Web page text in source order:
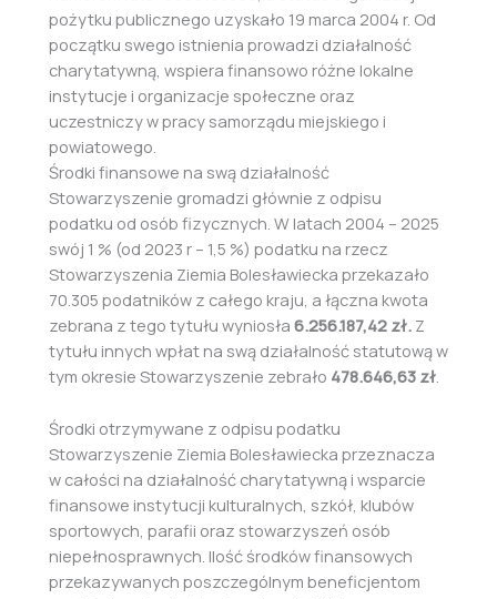
pożytku publicznego uzyskało 19 marca 2004 r. Od
początku swego istnienia prowadzi działalność
charytatywną, wspiera finansowo różne lokalne
instytucje i organizacje społeczne oraz
uczestniczy w pracy samorządu miejskiego i
powiatowego.
Środki finansowe na swą działalność
Stowarzyszenie gromadzi głównie z odpisu
podatku od osób fizycznych. W latach 2004 – 2025
swój 1 % (od 2023 r – 1,5 %) podatku na rzecz
Stowarzyszenia Ziemia Bolesławiecka przekazało
70.305 podatników z całego kraju, a łączna kwota
zebrana z tego tytułu wyniosła 6.256.187,42 zł. Z
tytułu innych wpłat na swą działalność statutową w
tym okresie Stowarzyszenie zebrało 478.646,63 zł.
Środki otrzymywane z odpisu podatku
Stowarzyszenie Ziemia Bolesławiecka przeznacza
w całości na działalność charytatywną i wsparcie
finansowe instytucji kulturalnych, szkół, klubów
sportowych, parafii oraz stowarzyszeń osób
niepełnosprawnych. Ilość środków finansowych
przekazywanych poszczególnym beneficjentom